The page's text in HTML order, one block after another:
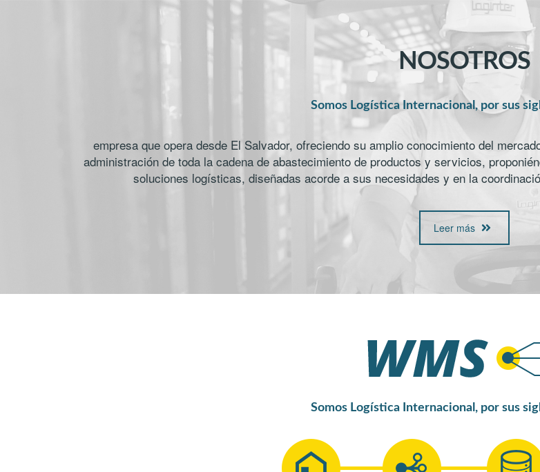
NOSOTROS
Somos Logística Internacional, por sus
empresa que opera desde El Salvador, ofreciendo su amplio conocimiento del
administración de toda la cadena de abastecimiento de productos y servicios,
soluciones logísticas, diseñadas acorde a sus necesidades y en la
Leer más
Somos Logística Internacional, por sus